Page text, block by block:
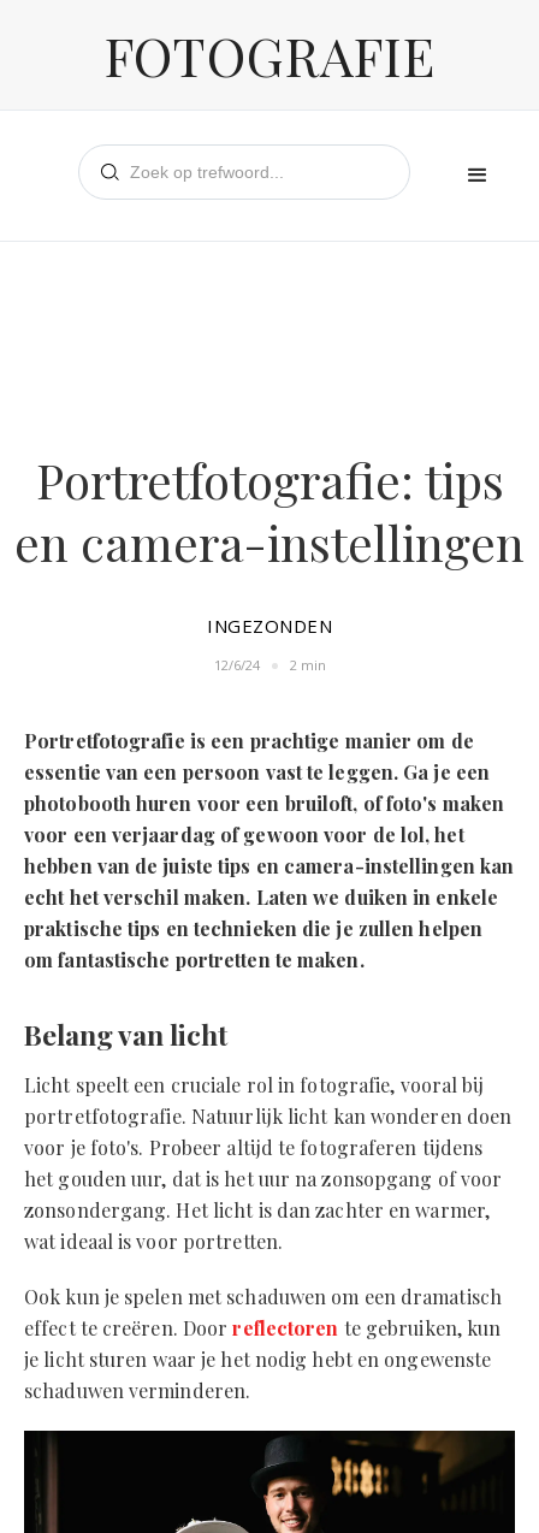
FOTOGRAFIE
Portretfotografie: tips
en camera-instellingen
INGEZONDEN
12/6/24 2 min
Portretfotografie is een prachtige manier om de
essentie van een persoon vast te leggen. Ga je een
photobooth huren voor een bruiloft, of foto's maken
voor een verjaardag of gewoon voor de lol, het
hebben van de juiste tips en camera-instellingen kan
echt het verschil maken. Laten we duiken in enkele
praktische tips en technieken die je zullen helpen
om fantastische portretten te maken.
Belang van licht
Licht speelt een cruciale rol in fotografie, vooral bij
portretfotografie. Natuurlijk licht kan wonderen doen
voor je foto's. Probeer altijd te fotograferen tijdens
het gouden uur, dat is het uur na zonsopgang of voor
zonsondergang. Het licht is dan zachter en warmer,
wat ideaal is voor portretten.
Ook kun je spelen met schaduwen om een dramatisch
effect te creëren. Doorreflectoren te gebruiken, kun
je licht sturen waar je het nodig hebt en ongewenste
schaduwen verminderen.